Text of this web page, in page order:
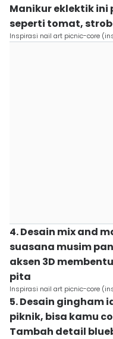
Manikur eklektik
seperti tomat,
Inspirasi nail art picnic-core
4. Desain mix and
suasana musim
aksen 3D
pita
Inspirasi nail art picnic-core
5. Desain gingham
piknik, bisa kamu
Tambah detail